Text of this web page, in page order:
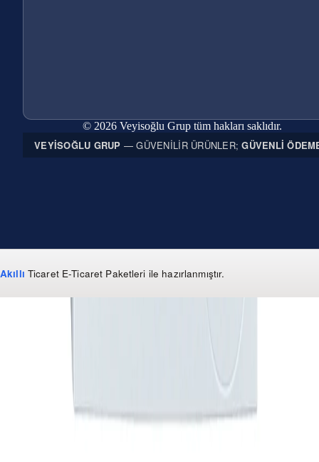
© 2026 Veyisoğlu Grup tüm hakları saklıdır.
VEYISOĞLU GRUP — GÜVENILIR ÜRÜNLER;GÜVENLI
Akıllı Ticaret E-Ticaret Paketleri ile hazırlanmıştır.